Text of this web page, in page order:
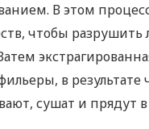
В этом
чтобы разрушить
в
сушат и прядут